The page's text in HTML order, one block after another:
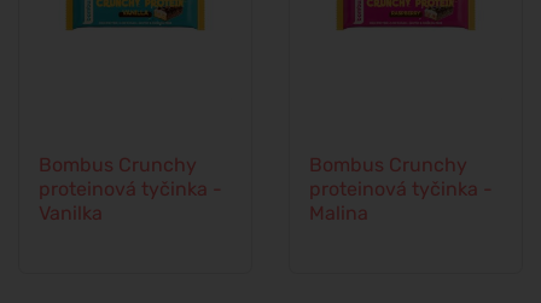
Bombus Crunchy
proteinová tyčinka -
Vanilka
Bombus Crunchy
proteinová tyčinka -
Malina